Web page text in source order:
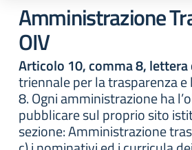
Amministrazione
OIV
Articolo 10, comma 8, lettera
triennale per la trasparenza e
8. Ogni amministrazione ha
pubblicare sul proprio sito
sezione: Amministrazione